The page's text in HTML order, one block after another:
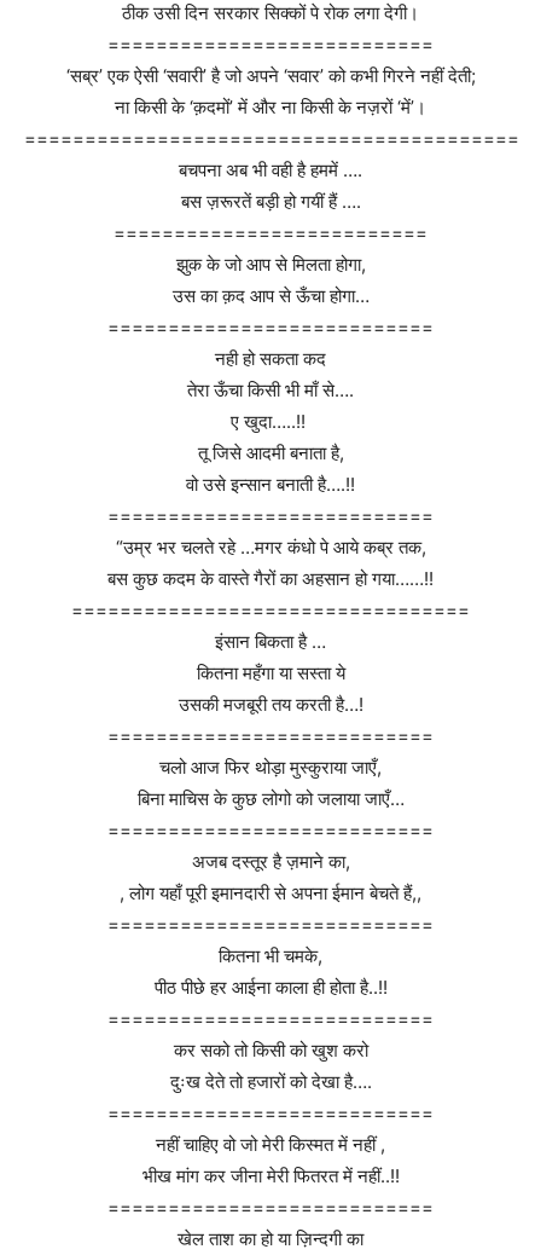
ठीक उसी दिन सरकार सिक्कों पे रोक लगा देगी।
===========================
‘सब्र’ एक ऐसी ‘सवारी’ है जो अपने ‘सवार’ को कभी गिरने नहीं देती;
ना किसी के ‘क़दमों’ में और ना किसी के नज़रों ‘में’।
=========================================
बचपना अब भी वही है हममें ….
बस ज़रूरतें बड़ी हो गयीं हैं ….
==========================
झुक के जो आप से मिलता होगा,
उस का क़द आप से ऊँचा होगा…
===========================
नही हो सकता कद
तेरा ऊँचा किसी भी माँ से….
ए खुदा…..!!
तू जिसे आदमी बनाता है,
वो उसे इन्सान बनाती है….!!
===========================
“उम्र भर चलते रहे …मगर कंधो पे आये कब्र तक,
बस कुछ कदम के वास्ते गैरों का अहसान हो गया……!!
=================================
इंसान बिकता है …
कितना महँगा या सस्ता ये
उसकी मजबूरी तय करती है…!
===========================
चलो आज फिर थोड़ा मुस्कुराया जाएँ,
बिना माचिस के कुछ लोगो को जलाया जाएँ…
===========================
अजब दस्तूर है ज़माने का,
, लोग यहाँ पूरी इमानदारी से अपना ईमान बेचते हैं,,
===========================
कितना भी चमके,
पीठ पीछे हर आईना काला ही होता है..!!
===========================
कर सको तो किसी को खुश करो
दुःख देते तो हजारों को देखा है….
===========================
नहीं चाहिए वो जो मेरी किस्मत में नहीं ,
भीख मांग कर जीना मेरी फितरत में नहीं..!!
===========================
खेल ताश का हो या ज़िन्दगी का